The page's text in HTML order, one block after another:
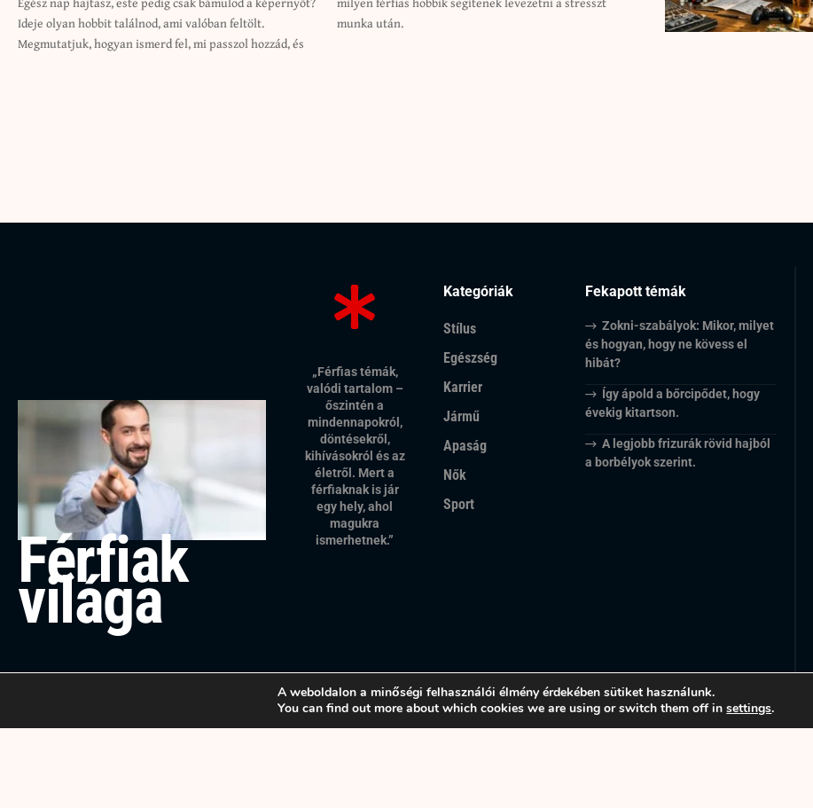
Ideje olyan hobbit találnod, ami valóban feltölt.
Megmutatjuk, hogyan ismerd fel, mi passzol hozzád, és
munka után.
Férfiak
világa
„Férfias témák,
valódi tartalom –
őszintén a
mindennapokról,
döntésekről,
kihívásokról és az
életről. Mert a
férfiaknak is jár
egy hely, ahol
magukra
ismerhetnek.”
Kategóriák
Stílus
Egészség
Karrier
Jármű
Apaság
Nők
Sport
Fekapott témák
Zokni-szabályok: Mikor, milyet
és hogyan, hogy ne kövess el
hibát?
Így ápold a bőrcipődet, hogy
évekig kitartson.
A legjobb frizurák rövid hajból
a borbélyok szerint.
A weboldalon a minőségi felhasználói élmény érdekében sütiket használunk.
You can find out more about which cookies we are using or switch them off insettings.